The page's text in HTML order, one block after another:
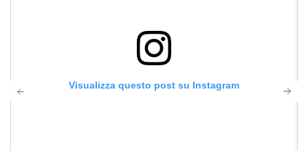
Visualizza questo post su Instagram